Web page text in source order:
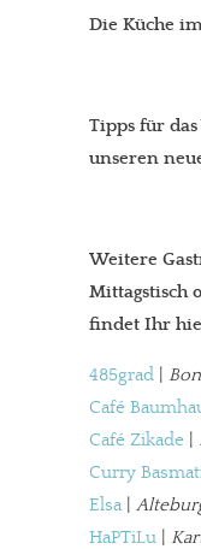
Dir
meinesuedstadt.de
Die Küche
Tipps für
unseren
Weitere
Mittagstisch
findet Ihr
485grad
Café
Café Zikade
Curry
Elsa|
HaPTiLu